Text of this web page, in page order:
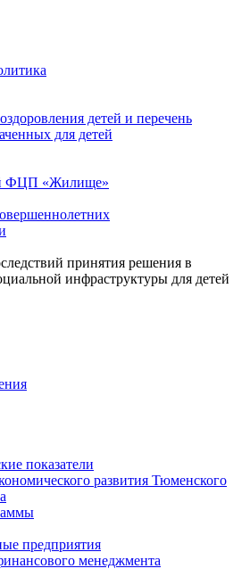
детей и перечень
для детей
ФЦП «Жилище»
принятия решения в
инфраструктуры для детей
показатели
развития Тюменского
предприятия
менеджмента